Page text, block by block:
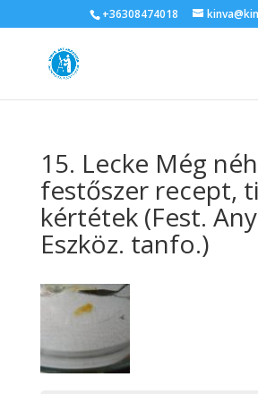
+36308474018
15. Lecke Még
festőszer recept, ti
kértétek (Fest.
Eszköz. tanfo.)